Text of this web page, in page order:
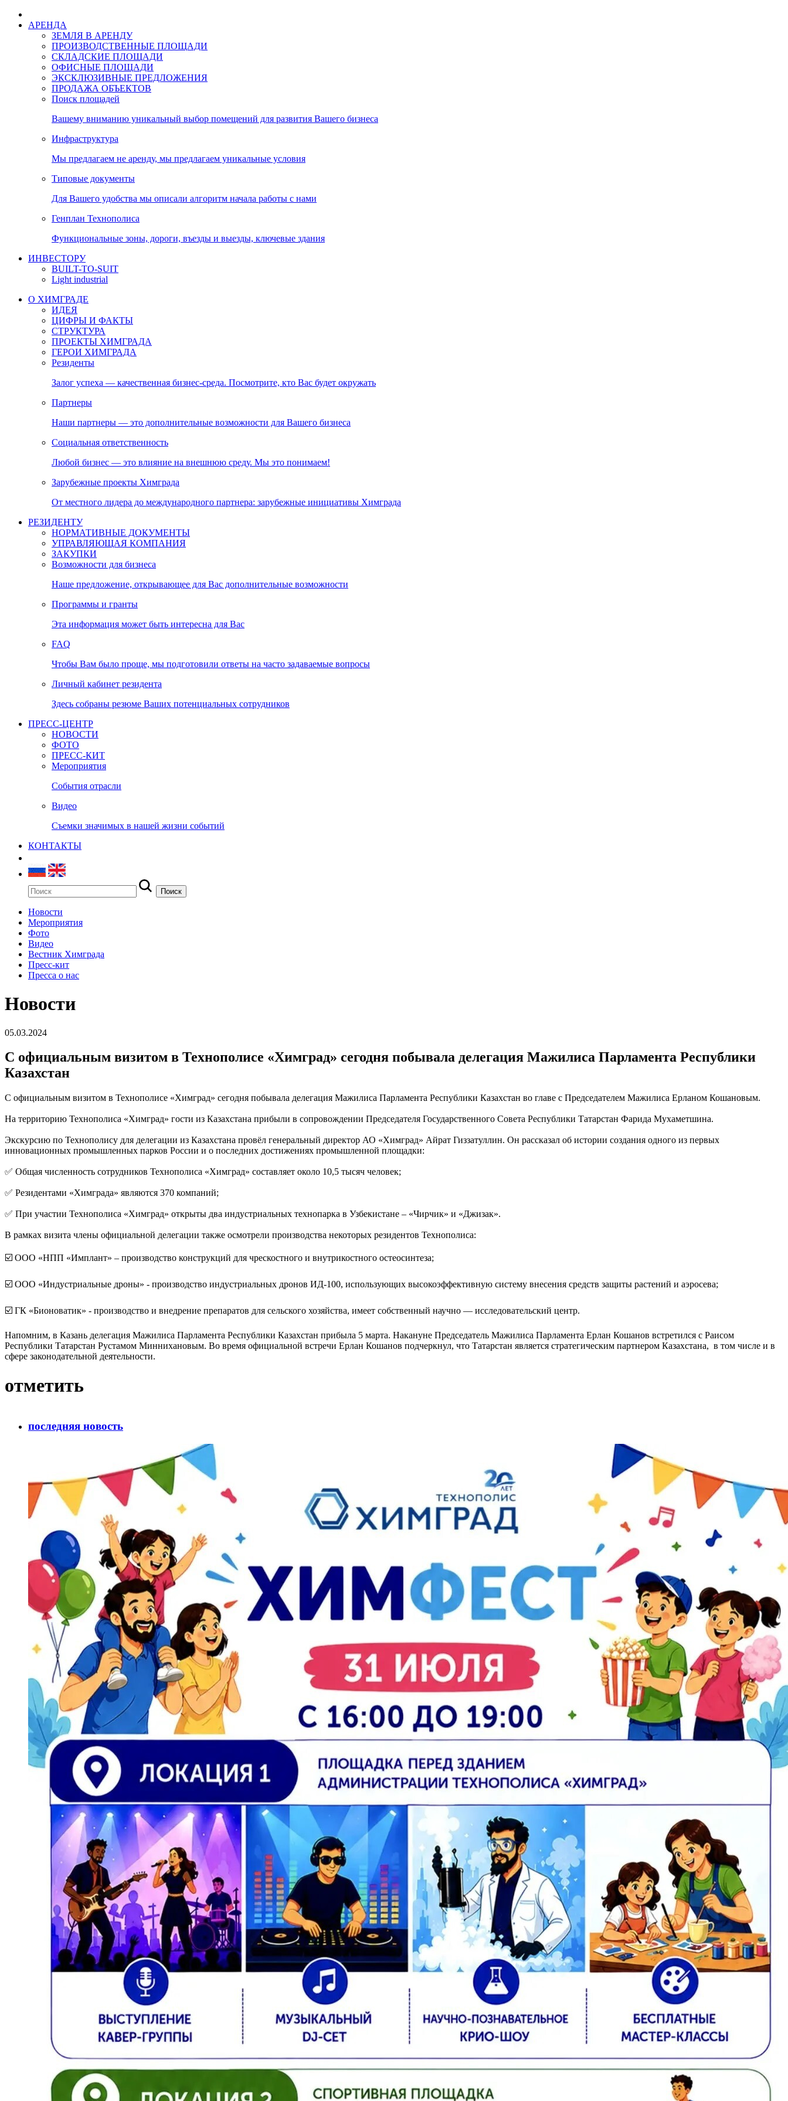
АРЕНДА
ЗЕМЛЯ В АРЕНДУ
ПРОИЗВОДСТВЕННЫЕ ПЛОЩАДИ
СКЛАДСКИЕ ПЛОЩАДИ
ОФИСНЫЕ ПЛОЩАДИ
ЭКСКЛЮЗИВНЫЕ ПРЕДЛОЖЕНИЯ
ПРОДАЖА ОБЪЕКТОВ
Поиск площадей
Вашему вниманию уникальный выбор помещений для развития Вашего бизнеса
Инфраструктура
Мы предлагаем не аренду, мы предлагаем уникальные условия
Типовые документы
Для Вашего удобства мы описали алгоритм начала работы с нами
Генплан Технополиса
Функциональные зоны, дороги, въезды и выезды, ключевые здания
ИНВЕСТОРУ
BUILT-TO-SUIT
Light industrial
О ХИМГРАДЕ
ИДЕЯ
ЦИФРЫ И ФАКТЫ
СТРУКТУРА
ПРОЕКТЫ ХИМГРАДА
ГЕРОИ ХИМГРАДА
Резиденты
Залог успеха — качественная бизнес-среда. Посмотрите, кто Вас будет окружать
Партнеры
Наши партнеры — это дополнительные возможности для Вашего бизнеса
Социальная ответственность
Любой бизнес — это влияние на внешнюю среду. Мы это понимаем!
Зарубежные проекты Химграда
От местного лидера до международного партнера: зарубежные инициативы Химграда
РЕЗИДЕНТУ
НОРМАТИВНЫЕ ДОКУМЕНТЫ
УПРАВЛЯЮЩАЯ КОМПАНИЯ
ЗАКУПКИ
Возможности для бизнеса
Наше предложение, открывающее для Вас дополнительные возможности
Программы и гранты
Эта информация может быть интересна для Вас
FAQ
Чтобы Вам было проще, мы подготовили ответы на часто задаваемые вопросы
Личный кабинет резидента
Здесь собраны резюме Ваших потенциальных сотрудников
ПРЕСС-ЦЕНТР
НОВОСТИ
ФОТО
ПРЕСС-КИТ
Мероприятия
События отрасли
Видео
Съемки значимых в нашей жизни событий
КОНТАКТЫ
Новости
Мероприятия
Фото
Видео
Вестник Химграда
Пресс-кит
Пресса о нас
Новости
05.03.2024
С официальным визитом в Технополисе «Химград» сегодня побывала делегация Мажилиса Парламента Республики
Казахстан
С официальным визитом в Технополисе «Химград» сегодня побывала делегация Мажилиса Парламента Республики Казахстан во главе с Председателем Мажилиса Ерланом Кошановым.
На территорию Технополиса «Химград» гости из Казахстана прибыли в сопровождении Председателя Государственного Совета Республики Татарстан Фарида Мухаметшина.
Экскурсию по Технополису для делегации из Казахстана провёл генеральный директор АО «Химград» Айрат Гиззатуллин. Он рассказал об истории создания одного из первых
инновационных промышленных парков России и о последних достижениях промышленной площадки:
✅ Общая численность сотрудников Технополиса «Химград» составляет около 10,5 тысяч человек;
✅ Резидентами «Химграда» являются 370 компаний;
✅ При участии Технополиса «Химград» открыты два индустриальных технопарка в Узбекистане – «Чирчик» и «Джизак».
В рамках визита члены официальной делегации также осмотрели производства некоторых резидентов Технополиса:
☑️ ООО «НПП «Имплант» – производство конструкций для чрескостного и внутрикостного остеосинтеза;
☑️ ООО «Индустриальные дроны» - производство индустриальных дронов ИД-100, использующих высокоэффективную систему внесения средств защиты растений и аэросева;
☑️ ГК «Бионоватик» - производство и внедрение препаратов для сельского хозяйства, имеет собственный научно — исследовательский центр.
Напомним, в Казань делегация Мажилиса Парламента Республики Казахстан прибыла 5 марта. Накануне Председатель Мажилиса Парламента Ерлан Кошанов встретился с Раисом
Республики Татарстан Рустамом Миннихановым. Во время официальной встречи Ерлан Кошанов подчеркнул, что Татарстан является стратегическим партнером Казахстана, в том числе и в
сфере законодательной деятельности.
отметить
последняя новость